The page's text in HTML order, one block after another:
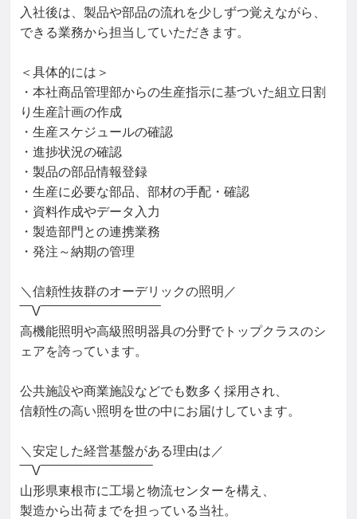
入社後は、製品や部品の流れを少しずつ覚えながら、
できる業務から担当していただきます。
＜具体的には＞
・本社商品管理部からの生産指示に基づいた組立日割
り生産計画の作成
・生産スケジュールの確認
・進捗状況の確認
・製品の部品情報登録
・生産に必要な部品、部材の手配・確認
・資料作成やデータ入力
・製造部門との連携業務
・発注～納期の管理
＼信頼性抜群のオーデリックの照明／
‾‾‾V‾‾‾‾‾‾‾‾‾‾‾‾‾‾‾‾‾‾‾‾‾‾‾‾‾‾‾‾‾‾
高機能照明や高級照明器具の分野でトップクラスのシ
ェアを誇っています。
公共施設や商業施設などでも数多く採用され、
信頼性の高い照明を世の中にお届けしています。
＼安定した経営基盤がある理由は／
‾‾‾V‾‾‾‾‾‾‾‾‾‾‾‾‾‾‾‾‾‾‾‾‾‾‾‾‾‾‾‾
山形県東根市に工場と物流センターを構え、
製造から出荷までを担っている当社。